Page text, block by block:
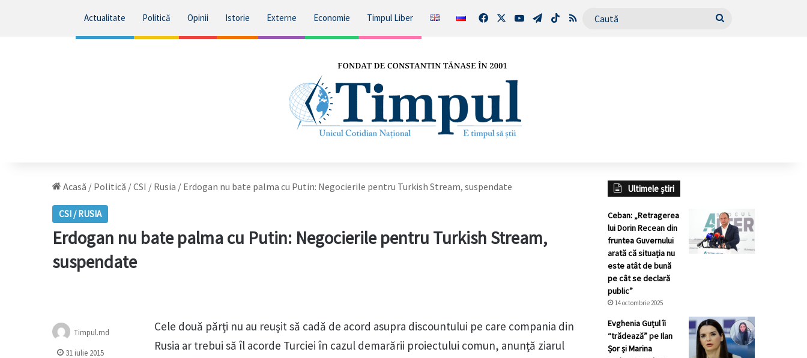
Actualitate Politică Opinii Istorie Externe Economie Timpul Liber FacebookYouTubeTelegram
TikTokRSS Caută
Acasă / Politică /CSI / Rusia / Erdogan nu bate palma cu Putin: Negocierile pentru Turkish Stream, suspendate
CSI / RUSIA
Erdogan nu bate palma cu Putin: Negocierile pentru Turkish Stream,
suspendate
Cele două părţi nu au reuşit să cadă de acord asupra discountului pe care compania din
Rusia ar trebui să îl acorde Turciei în cazul demarării proiectului comun, anunţă ziarul
Timpul.md
31 iulie 2015
Ultimele știri
Ceban: „Retragerea
lui Dorin Recean din
fruntea Guvernului
arată că situația nu
este atât de bună
pe cât se declară
public”
14 octombrie 2025
Evghenia Guțul îi
“trădează” pe Ilan
Șor și Marina